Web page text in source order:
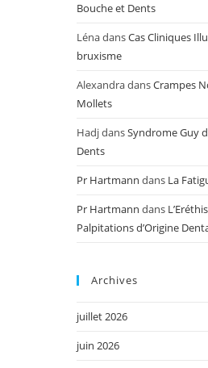
Bouche et Dents
LénadansCas Cliniques
bruxisme
AlexandradansCrampes
Mollets
HadjdansSyndrome Guy
Dents
Pr Hartmann dans La
Pr Hartmann dans
Palpitations d’Origine
Archives
juillet 2026
juin 2026